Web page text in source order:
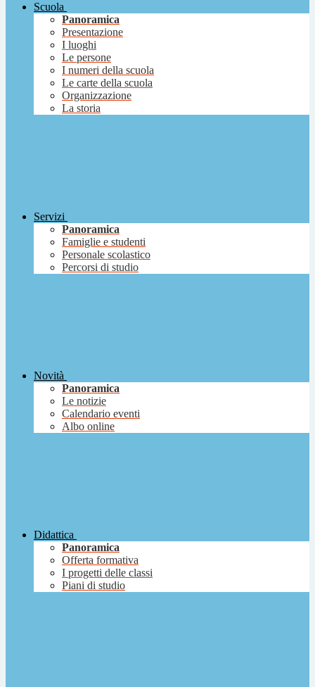
Scuola
Panoramica
Presentazione
I luoghi
Le persone
I numeri della scuola
Le carte della scuola
Organizzazione
La storia
Servizi
Panoramica
Famiglie e studenti
Personale scolastico
Percorsi di studio
Novità
Panoramica
Le notizie
Calendario eventi
Albo online
Didattica
Panoramica
Offerta formativa
I progetti delle classi
Piani di studio